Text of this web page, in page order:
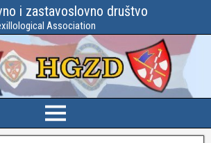
i zastavoslovno društvo
Association